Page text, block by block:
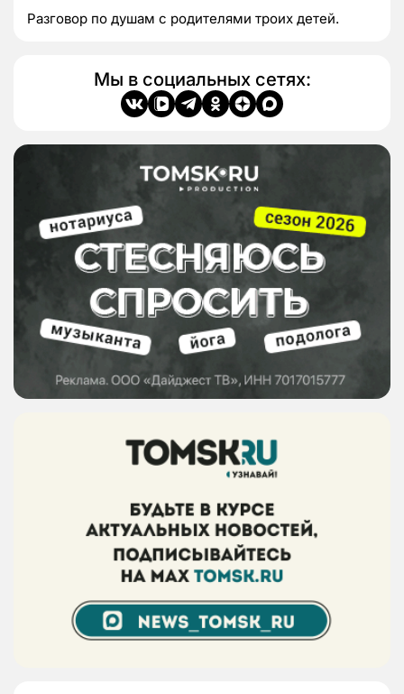
Разговор по душам с родителями троих детей.
Мы в социальных сетях: